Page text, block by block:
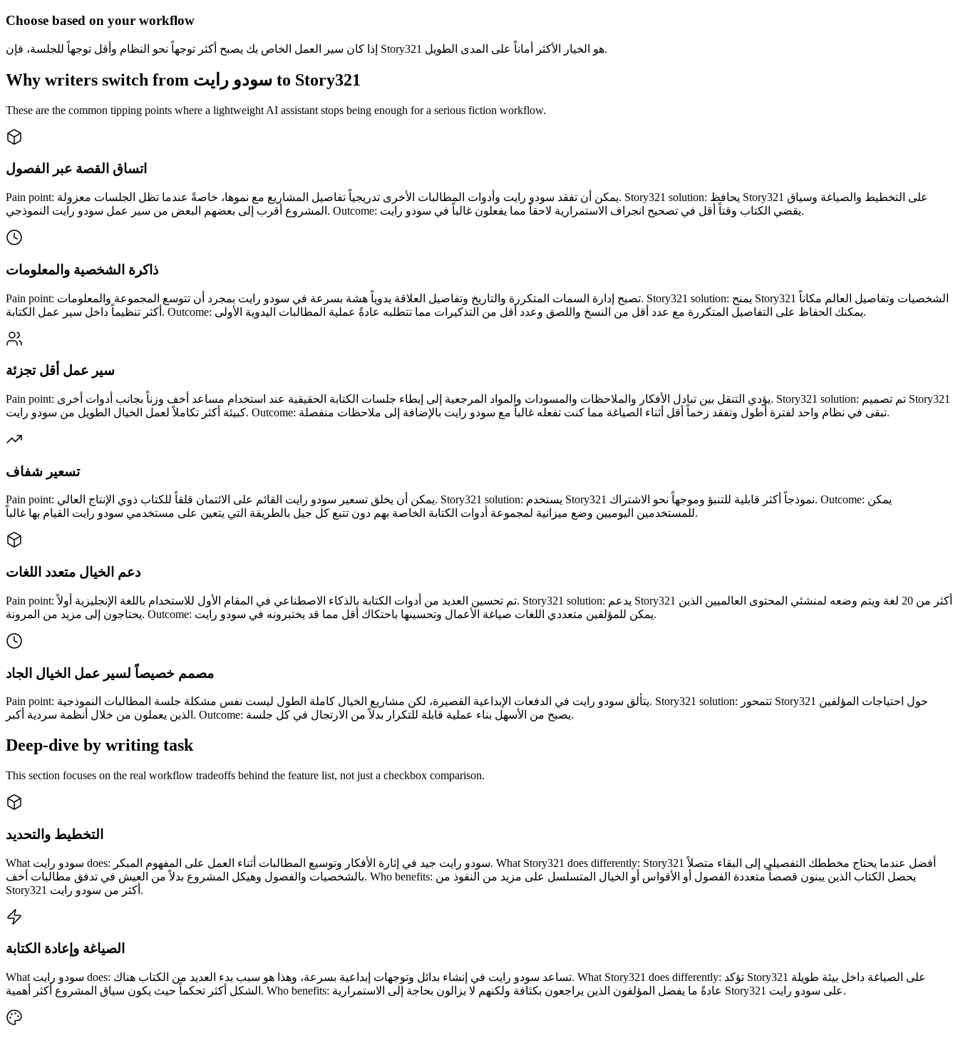
Choose based on your workflow
إذا كان سير العمل الخاص بك يصبح أكثر توجهاً نحو النظام وأقل توجهاً للجلسة، فإن Story321 هو الخيار الأكثر أماناً على المدى الطويل.
Why writers switch from سودو رايت to Story321
These are the common tipping points where a lightweight AI assistant stops being enough for a serious fiction workflow.
اتساق القصة عبر الفصول
Pain point: يمكن أن تفقد سودو رايت وأدوات المطالبات الأخرى تدريجياً تفاصيل المشاريع مع نموها، خاصةً عندما تظل الجلسات معزولة. Story321 solution: يحافظ Story321 على التخطيط والصياغة وسياق
المشروع أقرب إلى بعضهم البعض من سير عمل سودو رايت النموذجي. Outcome: يقضي الكتاب وقتاً أقل في تصحيح انجراف الاستمرارية لاحقاً مما يفعلون غالباً في سودو رايت.
ذاكرة الشخصية والمعلومات
Pain point: تصبح إدارة السمات المتكررة والتاريخ وتفاصيل العلاقة يدوياً هشة بسرعة في سودو رايت بمجرد أن تتوسع المجموعة والمعلومات. Story321 solution: يمنح Story321 الشخصيات وتفاصيل العالم مكاناً
أكثر تنظيماً داخل سير عمل الكتابة. Outcome: يمكنك الحفاظ على التفاصيل المتكررة مع عدد أقل من النسخ واللصق وعدد أقل من التذكيرات مما تتطلبه عادةً عملية المطالبات اليدوية الأولى.
سير عمل أقل تجزئة
Pain point: يؤدي التنقل بين تبادل الأفكار والملاحظات والمسودات والمواد المرجعية إلى إبطاء جلسات الكتابة الحقيقية عند استخدام مساعد أخف وزناً بجانب أدوات أخرى. Story321 solution: تم تصميم Story321
كبيئة أكثر تكاملاً لعمل الخيال الطويل من سودو رايت. Outcome: تبقى في نظام واحد لفترة أطول وتفقد زخماً أقل أثناء الصياغة مما كنت تفعله غالباً مع سودو رايت بالإضافة إلى ملاحظات منفصلة.
تسعير شفاف
Pain point: يمكن أن يخلق تسعير سودو رايت القائم على الائتمان قلقاً للكتاب ذوي الإنتاج العالي. Story321 solution: يستخدم Story321 نموذجاً أكثر قابلية للتنبؤ وموجهاً نحو الاشتراك. Outcome: يمكن
للمستخدمين اليوميين وضع ميزانية لمجموعة أدوات الكتابة الخاصة بهم دون تتبع كل جيل بالطريقة التي يتعين على مستخدمي سودو رايت القيام بها غالباً.
دعم الخيال متعدد اللغات
Pain point: تم تحسين العديد من أدوات الكتابة بالذكاء الاصطناعي في المقام الأول للاستخدام باللغة الإنجليزية أولاً. Story321 solution: يدعم Story321 أكثر من 20 لغة ويتم وضعه لمنشئي المحتوى العالميين الذين
يحتاجون إلى مزيد من المرونة. Outcome: يمكن للمؤلفين متعددي اللغات صياغة الأعمال وتحسينها باحتكاك أقل مما قد يختبرونه في سودو رايت.
مصمم خصيصاً لسير عمل الخيال الجاد
Pain point: يتألق سودو رايت في الدفعات الإبداعية القصيرة، لكن مشاريع الخيال كاملة الطول ليست نفس مشكلة جلسة المطالبات النموذجية. Story321 solution: تتمحور Story321 حول احتياجات المؤلفين
الذين يعملون من خلال أنظمة سردية أكبر. Outcome: يصبح من الأسهل بناء عملية قابلة للتكرار بدلاً من الارتجال في كل جلسة.
Deep-dive by writing task
This section focuses on the real workflow tradeoffs behind the feature list, not just a checkbox comparison.
التخطيط والتحديد
What سودو رايت does: سودو رايت جيد في إثارة الأفكار وتوسيع المطالبات أثناء العمل على المفهوم المبكر. What Story321 does differently: Story321 أفضل عندما يحتاج مخططك التفصيلي إلى البقاء متصلاً
بالشخصيات والفصول وهيكل المشروع بدلاً من العيش في تدفق مطالبات أخف. Who benefits: يحصل الكتاب الذين يبنون قصصاً متعددة الفصول أو الأقواس أو الخيال المتسلسل على مزيد من النفوذ من
Story321 أكثر من سودو رايت.
الصياغة وإعادة الكتابة
What سودو رايت does: تساعد سودو رايت في إنشاء بدائل وتوجهات إبداعية بسرعة، وهذا هو سبب بدء العديد من الكتاب هناك. What Story321 does differently: تؤكد Story321 على الصياغة داخل بيئة طويلة
الشكل أكثر تحكماً حيث يكون سياق المشروع أكثر أهمية. Who benefits: عادةً ما يفضل المؤلفون الذين يراجعون بكثافة ولكنهم لا يزالون بحاجة إلى الاستمرارية Story321 على سودو رايت.